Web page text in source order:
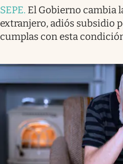
SEPE. El Gobierno cambia
extranjero, adiós subsidio
cumplas con esta